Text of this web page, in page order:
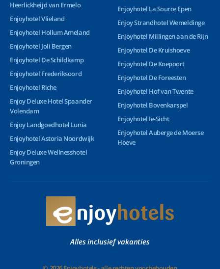
Heerlickheijd van Ermelo
Enjoyhotel Vlieland
Enjoyhotel Hollum Ameland
Enjoyhotel Joli Bergen
Enjoyhotel De Schildkamp
Enjoyhotel Frederiksoord
Enjoyhotel Riche
Enjoy Deluxe Hotel Spaander
Volendam
Enjoy Landgoedhotel Lunia
Enjoyhotel Astoria Noordwijk
Enjoy Deluxe Wellnesshotel
Groningen
Enjoyhotel La Source Epen
Enjoy Strandhotel Wemeldinge
Enjoyhotel Millingen aan de Rijn
Enjoyhotel De Kruishoeve
Enjoyhotel De Koepoort
Enjoyhotel De Foreesten
Enjoyhotel Hof van Twente
Enjoyhotel Bovenkarspel
Enjoyhotel Ie-Sicht
Enjoyhotel Auberge de Moerse
Hoeve
Alles inclusief vakanties